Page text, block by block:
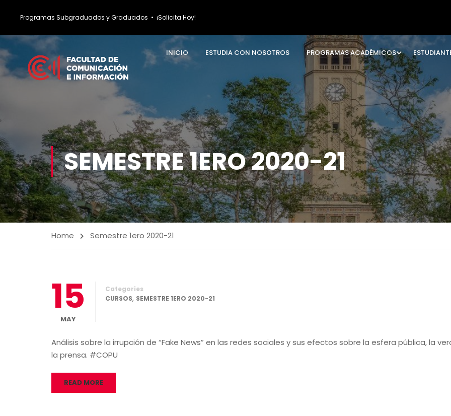
Programas Subgraduados y Graduados • ¡Solicita Hoy!
INICIO ESTUDIA CON NOSOTROS PROGRAMAS ACADÉMICOS
SEMESTRE 1ERO 2020-21
Home Semestre 1ero 2020-21
15
MAY
Categories
CURSOS, SEMESTRE 1ERO 2020-21
Análisis sobre la irrupción de “Fake News” en las redes sociales y sus efectos sobre la esfera pública, la
la prensa. #COPU
READ MORE